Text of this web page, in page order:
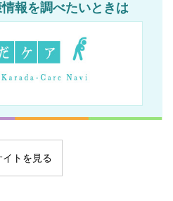
報を調べたいときは
イトを見る